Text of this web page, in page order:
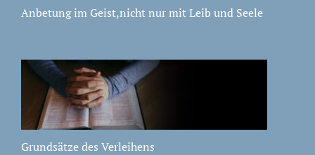
Anbetung im Geist,nicht nur mit Leib und Seele
Grundsätze des Verleihens